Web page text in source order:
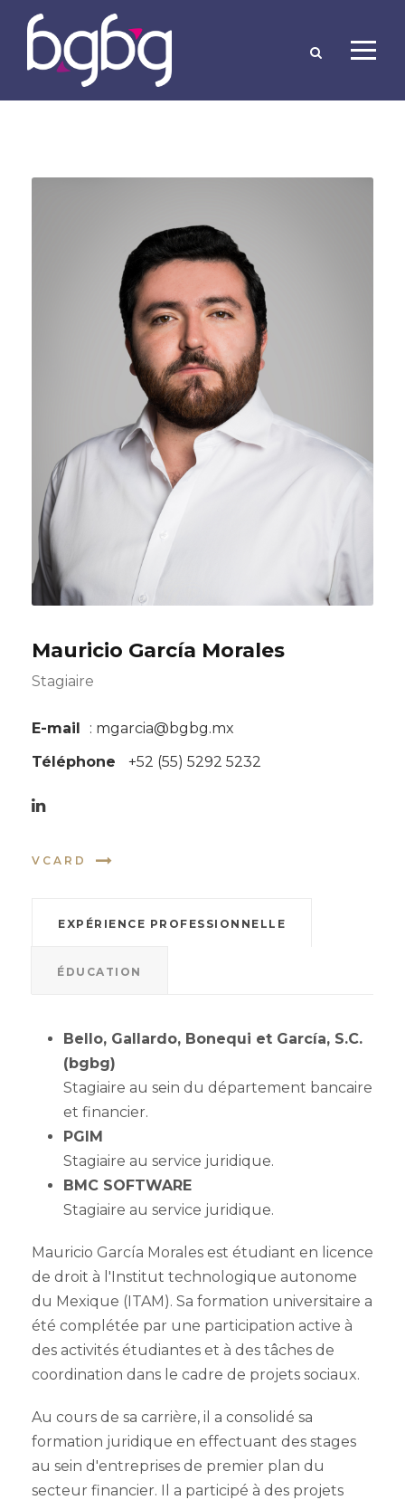
Mauricio García Morales
Stagiaire
E-mail
: mgarcia@bgbg.mx
Téléphone
+52 (55) 5292 5232
VCARD
EXPÉRIENCE PROFESSIONNELLE
ÉDUCATION
Bello, Gallardo, Bonequi et García, S.C.
(bgbg)
Stagiaire au sein du département bancaire
et financier.
PGIM
Stagiaire au service juridique.
BMC SOFTWARE
Stagiaire au service juridique.
Mauricio García Morales est étudiant en licence
de droit à l'Institut technologique autonome
du Mexique (ITAM). Sa formation universitaire a
été complétée par une participation active à
des activités étudiantes et à des tâches de
coordination dans le cadre de projets sociaux.
Au cours de sa carrière, il a consolidé sa
formation juridique en effectuant des stages
au sein d'entreprises de premier plan du
secteur financier. Il a participé à des projets